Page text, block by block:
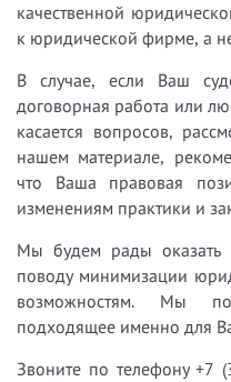
качественной
к юридической фирме, а
В случае, если Ваш
договорная работа или
касается вопросов,
нашем материале,
что Ваша правовая
изменениям практики и
Мы будем рады
поводу минимизации
возможностям. Мы
подходящее именно для
Звоните по телефону +7